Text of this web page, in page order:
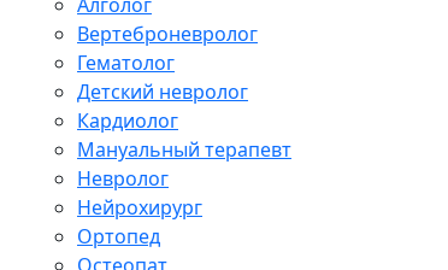
Вертеброневролог
Гематолог
Детский невролог
Кардиолог
Мануальный терапевт
Невролог
Нейрохирург
Ортопед
Остеопат